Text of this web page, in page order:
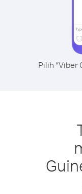
Pilih “Viber